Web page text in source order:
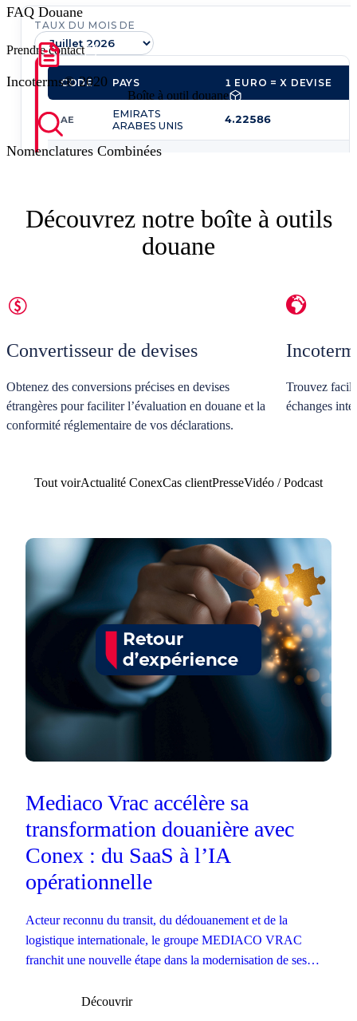
Prendre contact
Boîte à outil douane
Découvrez notre boîte à outils
douane
Convertisseur de devises
Obtenez des conversions précises en devises
étrangères pour faciliter l’évaluation en douane et la
conformité réglementaire de vos déclarations.
Trouvez
échanges
Tout voirActualité ConexCas clientPresseVidéo / Podcast
Mediaco Vrac accélère sa
transformation douanière avec
Conex : du SaaS à l’IA
opérationnelle
Acteur reconnu du transit, du dédouanement et de la
logistique internationale, le groupe MEDIACO VRAC
franchit une nouvelle étape dans la modernisation de ses
Découvrir
FAQ Douane
Incoterms® 2020
Nomenclatures Combinées